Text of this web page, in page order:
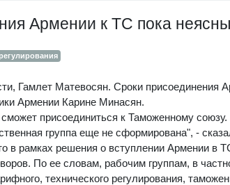
Армении к ТC пока неясны
Гамлет Матевосян. Сроки присоединения
Армении Карине Минасян.
присоединиться к Таможенному
группа еще не сформирована", -
в рамках решения о вступлении Армении в
По ее словам, рабочим группам, в
технического регулирования,